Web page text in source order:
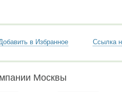
в Избранное Ссылка
Москвы